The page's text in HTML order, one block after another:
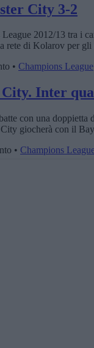
City 3-2
2012/13 tra i
rete di Kolarov per
• Champions League
Inter
con una
giocherà con il
• Champions